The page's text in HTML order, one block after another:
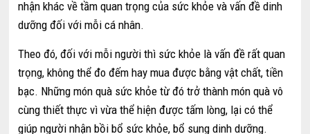
nhận khác về tầm quan trọng của sức khỏe và vấn đề dinh
dưỡng đối với mỗi cá nhân.
Theo đó, đối với mỗi người thì sức khỏe là vấn đề rất quan
trọng, không thể đo đếm hay mua được bằng vật chất, tiền
bạc. Những món quà sức khỏe từ đó trở thành món quà vô
cùng thiết thực vì vừa thể hiện được tấm lòng, lại có thể
giúp người nhận bồi bổ sức khỏe, bổ sung dinh dưỡng.